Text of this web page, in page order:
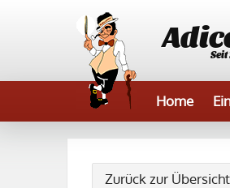
Seit
Home
Zurück zur Übersicht